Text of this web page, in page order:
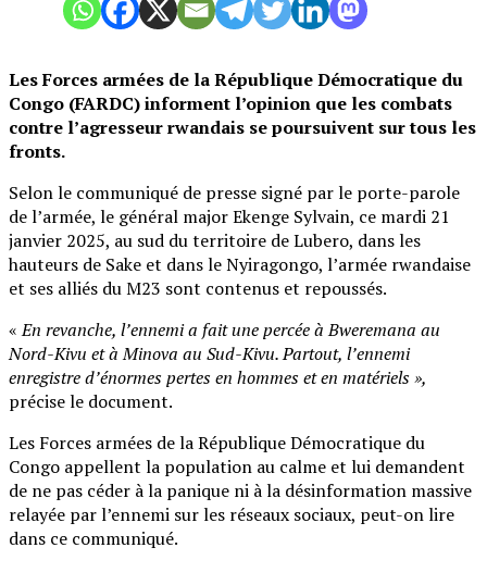
Les Forces armées de la République Démocratique du
Congo (FARDC) informent l’opinion que les combats
contre l’agresseur rwandais se poursuivent sur tous les
fronts.
Selon le communiqué de presse signé par le porte-parole
de l’armée, le général major Ekenge Sylvain, ce mardi 21
janvier 2025, au sud du territoire de Lubero, dans les
hauteurs de Sake et dans le Nyiragongo, l’armée rwandaise
et ses alliés du M23 sont contenus et repoussés.
«En revanche, l’ennemi a fait une percée à Bweremana au
Nord-Kivu et à Minova au Sud-Kivu. Partout, l’ennemi
enregistre d’énormes pertes en hommes et en matériels »,
précise le document.
Les Forces armées de la République Démocratique du
Congo appellent la population au calme et lui demandent
de ne pas céder à la panique ni à la désinformation massive
relayée par l’ennemi sur les réseaux sociaux, peut-on lire
dans ce communiqué.